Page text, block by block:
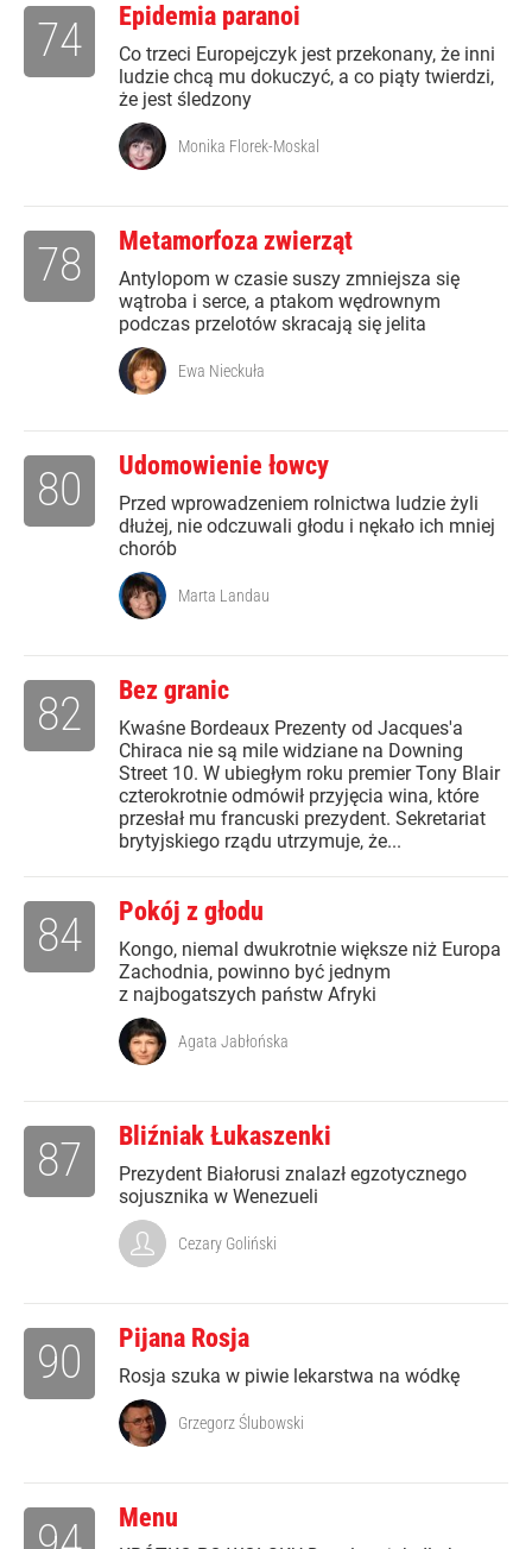
Epidemia paranoi
Co trzeci Europejczyk jest przekonany, że inni
ludzie chcą mu dokuczyć, a co piąty twierdzi,
że jest śledzony
74
Monika Florek-Moskal
Metamorfoza zwierząt
Antylopom w czasie suszy zmniejsza się
wątroba i serce, a ptakom wędrownym
podczas przelotów skracają się jelita
78
Ewa Nieckuła
Udomowienie łowcy
Przed wprowadzeniem rolnictwa ludzie żyli
dłużej, nie odczuwali głodu i nękało ich mniej
chorób
80
Marta Landau
Bez granic
Kwaśne Bordeaux Prezenty od Jacques'a
Chiraca nie są mile widziane na Downing
Street 10. W ubiegłym roku premier Tony Blair
czterokrotnie odmówił przyjęcia wina, które
przesłał mu francuski prezydent. Sekretariat
brytyjskiego rządu utrzymuje, że...
82
Pokój z głodu
Kongo, niemal dwukrotnie większe niż Europa
Zachodnia, powinno być jednym
z najbogatszych państw Afryki
84
Agata Jabłońska
Bliźniak Łukaszenki
Prezydent Białorusi znalazł egzotycznego
sojusznika w Wenezueli
87
Cezary Goliński
Pijana Rosja
Rosja szuka w piwie lekarstwa na wódkę
90
Grzegorz Ślubowski
Menu